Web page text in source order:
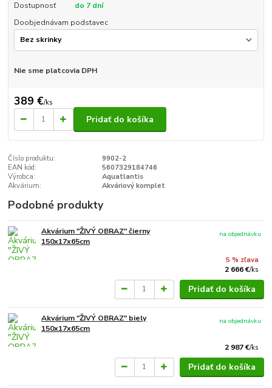
Dostupnosť
do 7 dní
Doobjednávam podstavec
Nie sme platcovia DPH
389 €/ks
Pridať do košíka
Číslo produktu:
9902-2
EAN kód:
5607329184746
Výrobca:
Aquatlantis
Akvárium:
Akváriový komplet
Podobné produkty
Akvárium "ŽIVÝ OBRAZ" čierny
150x17x65cm
5 % zľava
2 666 €/ks
na objednávku
Pridať do košíka
Akvárium "ŽIVÝ OBRAZ" biely
150x17x65cm
2 987 €/ks
na objednávku
Pridať do košíka